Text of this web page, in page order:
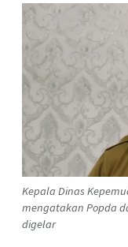
Kepala Dinas
mengatakan Popda
digelar